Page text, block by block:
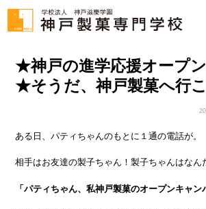
★神戸の進学応援オープ
★そうだ、神戸製菓へ行こ
ある日、パティちゃんのもとに１通の電話が。
相手はお友達の製子ちゃん！製子ちゃんはな
「パティちゃん、私神戸製菓のオープンキャン